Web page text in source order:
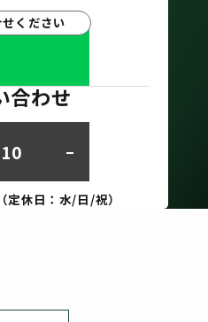
ください
合わせ
休日：水/日/祝）